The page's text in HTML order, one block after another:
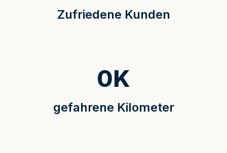
Zufriedene Kunden
gefahrene Kilometer
0K